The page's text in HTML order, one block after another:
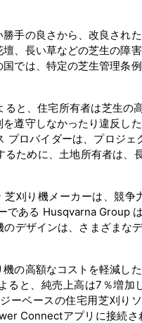
手の良さから、改良され
、長い草などの芝生の障
では、特定の芝生管理条
と、住宅所有者は芝生の
遵守しなかったり違反し
プロバイダーは、プロジ
ために、土地所有者は
刈り機メーカーは、競
ある Husqvarna Group
デザインは、さまざまな
の高額なコストを軽減し
ると、純売上高は7％増
ーベースの住宅用芝刈り
Connectアプリに接続さ